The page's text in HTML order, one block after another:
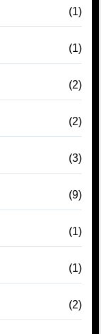
(1)
(1)
(2)
(2)
(3)
(9)
(1)
(1)
(2)